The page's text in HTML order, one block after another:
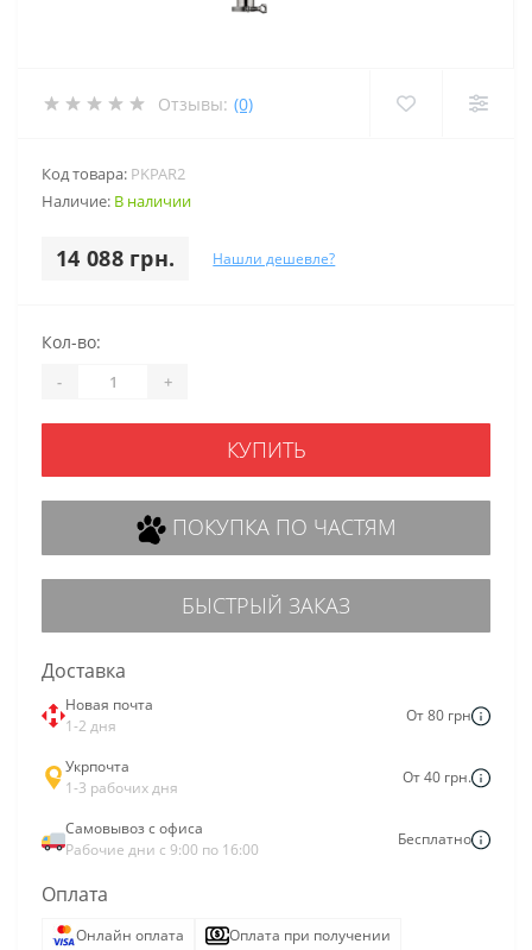
Отзывы: (0)
Код товара: PKPAR2
Наличие: В наличии
14 088 грн. Нашли дешевле?
Кол-во:
- +
КУПИТЬ
ПОКУПКА ПО ЧАСТЯМ
БЫСТРЫЙ ЗАКАЗ
Доставка
Новая почта
1-2 дня
От 80 грн
Укрпочта
1-3 рабочих дня
От 40 грн.
Самовывоз с офиса
Рабочие дни с 9:00 по 16:00
Бесплатно
Оплата
Онлайн оплата
Оплата при получении